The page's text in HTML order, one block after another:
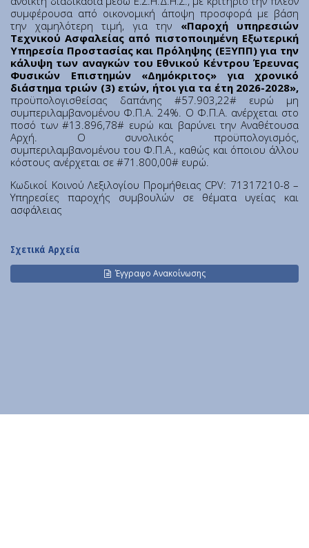
Home
About Us
Education
Congress Center
Innovation Office
Lefkippos Tech Park
Department of e-Governance
Work with us
Procurement
Gender Equality Plan
συμφέρουσα από οικονομική άποψη προσφορά με βάση
την χαμηλότερη τιμή, για την «Παροχή υπηρεσιών
Τεχνικού Ασφαλείας από πιστοποιημένη Εξωτερική
Υπηρεσία Προστασίας και Πρόληψης (ΕΞΥΠΠ) για την
κάλυψη των αναγκών του Εθνικού Κέντρου Έρευνας
Φυσικών Επιστημών «Δημόκριτος» για χρονικό
διάστημα τριών (3) ετών, ήτοι για τα έτη 2026-2028»,
προϋπολογισθείσας δαπάνης #57.903,22# ευρώ μη
συμπεριλαμβανομένου Φ.Π.Α. 24%. Ο Φ.Π.Α. ανέρχεται στο
ποσό των #13.896,78# ευρώ και βαρύνει την Αναθέτουσα
Αρχή. Ο συνολικός προϋπολογισμός,
συμπεριλαμβανομένου του Φ.Π.Α., καθώς και όποιου άλλου
κόστους ανέρχεται σε #71.800,00# ευρώ.
Κωδικoί Κοινού Λεξιλογίου Προμήθειας CPV: 71317210-8 –
Υπηρεσίες παροχής συμβουλών σε θέματα υγείας και
ασφάλειας
Σχετικά Αρχεία
Έγγραφο Ανακοίνωσης